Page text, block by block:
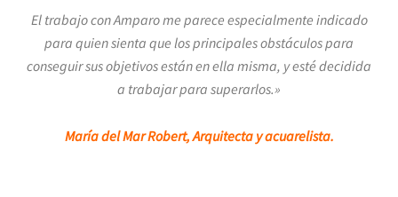
El trabajo con Amparo me parece especialmente indicado
para quien sienta que los principales obstáculos para
conseguir sus objetivos están en ella misma, y estédecidida
a trabajar para superarlos.»
María del Mar Robert,Arquitecta y acuarelista.